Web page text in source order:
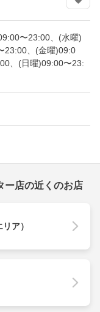
〜23:00、(水曜)
23:00、(金曜)09:0
、(日曜)09:00〜23:
ー店の近くのお店
ア）